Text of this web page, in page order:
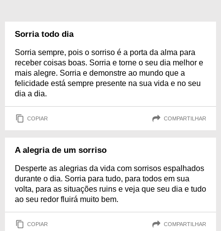
Sorria todo dia
Sorria sempre, pois o sorriso é a porta da alma para
receber coisas boas. Sorria e torne o seu dia melhor e
mais alegre. Sorria e demonstre ao mundo que a
felicidade está sempre presente na sua vida e no seu
dia a dia.
COPIAR COMPARTILHAR
A alegria de um sorriso
Desperte as alegrias da vida com sorrisos espalhados
durante o dia. Sorria para tudo, para todos em sua
volta, para as situações ruins e veja que seu dia e tudo
ao seu redor fluirá muito bem.
COPIAR COMPARTILHAR